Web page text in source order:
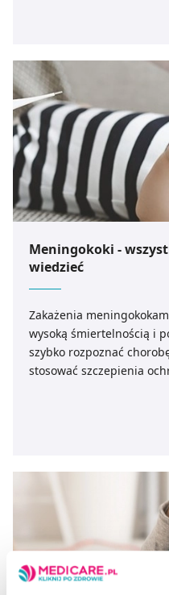
Meningokoki -
wiedzieć
Zakażenia
wysoką śmiertelnością i
szybko rozpoznać
stosować szczepienia